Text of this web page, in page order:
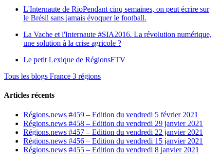
L'Internaute de RioPendant cinq semaines, on peut écrire sur
le Brésil sans jamais évoquer le football.
La Vache et l'Internaute #SIA2016. La révolution numérique,
une solution à la crise agricole ?
Le petit Lexique de RégionsFTV
Tous les blogs France 3 régions
Articles récents
Régions.news #459 – Edition du vendredi 5 février 2021
Régions.news #458 – Edition du vendredi 29 janvier 2021
Régions.news #457 – Edition du vendredi 22 janvier 2021
Régions.news #456 – Edition du vendredi 15 janvier 2021
Régions.news #455 – Edition du vendredi 8 janvier 2021